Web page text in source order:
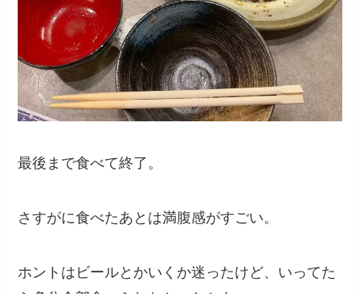
最後まで食べて終了。
さすがに食べたあとは満腹感がすごい。
ホントはビールとかいくか迷ったけど、いってた